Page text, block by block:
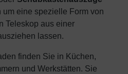
um eine spezielle Form von
Teleskop aus einer
lassen.
finden Sie in Küchen,
und Werkstätten. Sie